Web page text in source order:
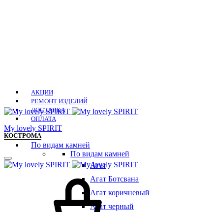
АКЦИИ
РЕМОНТ ИЗДЕЛИЙ
ДОСТАВКА
ОПЛАТА
КОСТРОМА
Мy lovely SPIRIT
По видам камней
По видам камней
Агат
Агат Ботсвана
Агат коричневый
Агат черный